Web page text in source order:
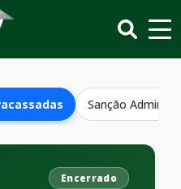
Sanção
Encerrado